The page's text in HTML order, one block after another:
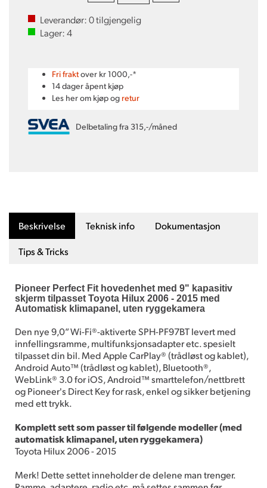
Leverandør:0tilgjengelig
Lager:4
Fri fraktover kr 1000,-*
14 dager åpent kjøp
Les her om kjøp og retur
Delbetaling fra 315,-/måned
Beskrivelse Teknisk info Dokumentasjon
Tips & Tricks
Pioneer Perfect Fit hovedenhet med 9" kapasitiv
skjerm tilpasset Toyota Hilux 2006 - 2015 med
Automatisk klimapanel, uten ryggekamera
Den nye 9,0” Wi-Fi®-aktiverte SPH-PF97BT levert med
innfellingsramme, multifunksjonsadapter etc. spesielt
tilpasset din bil. Med Apple CarPlay® (trådløst og kablet),
Android Auto™ (trådløst og kablet), Bluetooth®,
WebLink® 3.0 for iOS, Android™ smarttelefon/nettbrett
og Pioneer's Direct Key for rask, enkel og sikker betjening
med ett trykk.
Komplett sett som passer til følgende modeller (med
automatisk klimapanel, uten ryggekamera)
Toyota Hilux 2006 - 2015
Merk! Dette settet inneholder de delene man trenger.